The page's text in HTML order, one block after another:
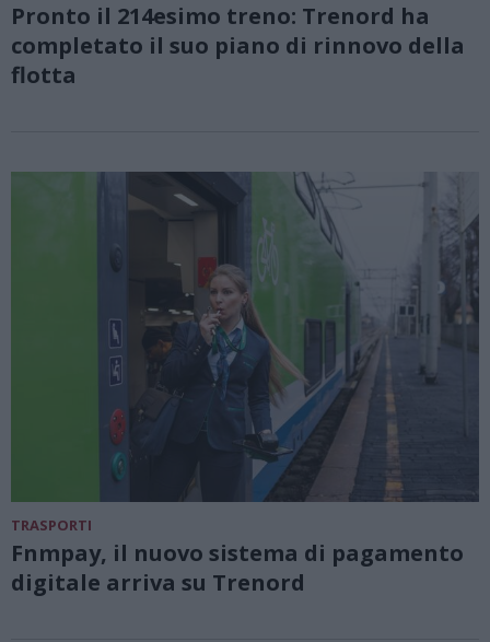
Pronto il 214esimo treno: Trenord ha
completato il suo piano di rinnovo della
flotta
TRASPORTI
Fnmpay, il nuovo sistema di pagamento
digitale arriva su Trenord